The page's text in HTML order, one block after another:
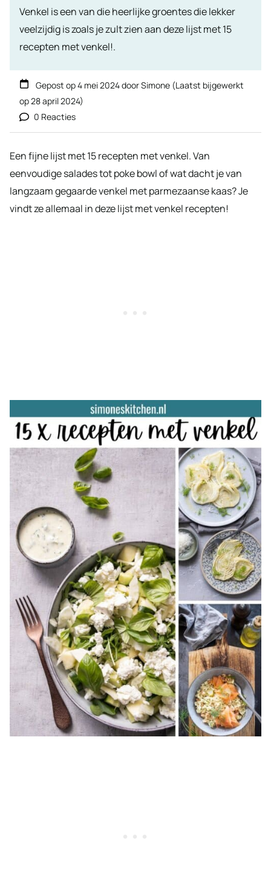
Venkel is een van die heerlijke groentes die lekker
veelzijdig is zoals je zult zien aan deze lijst met 15
recepten met venkel!.
Gepost op4 mei 2024doorSimone (Laatst bijgewerkt
op28 april 2024)
0 Reacties
Een fijne lijst met 15 recepten met venkel. Van
eenvoudige salades tot poke bowl of wat dacht je van
langzaam gegaarde venkel met parmezaanse kaas? Je
vindt ze allemaal in deze lijst met venkel recepten!